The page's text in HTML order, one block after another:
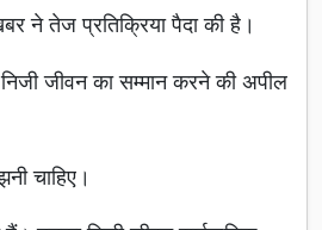
ने तेज प्रतिक्रिया पैदा की है।
जीवन का सम्मान करने की अपील
चाहिए।